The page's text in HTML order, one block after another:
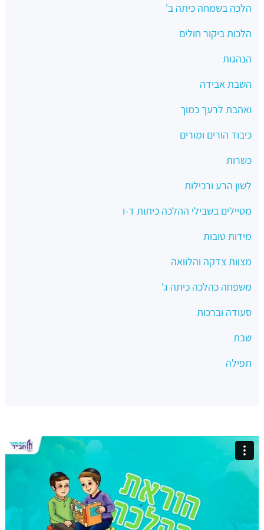
הלכה בשמחה כיתה ב'
הלכות ביקור חולים
הנהגות
השבת אבידה
ואהבת לרעך כמוך
כיבוד הורים ומורים
כשרות
לשון הרע ורכילות
מטיילים בשבילי ההלכה כיתות ד-ו
מידות טובות
מצוות צדקה והלוואה
משפחה כהלכה כיתה ג'
סעודה וברכות
שבת
תפילה